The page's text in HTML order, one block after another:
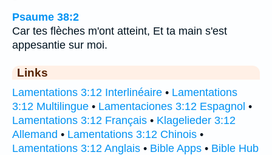
Psaume 38:2
Car tes flèches m'ont atteint, Et ta main s'est
appesantie sur moi.
Links
Lamentations 3:12 Interlinéaire • Lamentations
3:12 Multilingue • Lamentaciones 3:12 Espagnol •
Lamentations 3:12 Français • Klagelieder 3:12
Allemand • Lamentations 3:12 Chinois •
Lamentations 3:12 Anglais • Bible Apps • Bible Hub